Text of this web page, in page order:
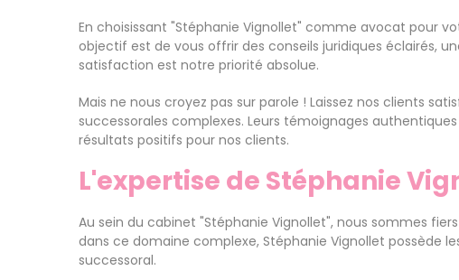
En choisissant "Stéphanie Vignollet" comme avocat pour
objectif est de vous offrir des conseils juridiques éclairés,
satisfaction est notre priorité absolue.
Mais ne nous croyez pas sur parole ! Laissez nos clients
successorales complexes. Leurs témoignages
résultats positifs pour nos clients.
L'expertise de Stéphanie
Au sein du cabinet "Stéphanie Vignollet", nous sommes
dans ce domaine complexe, Stéphanie Vignollet possède
successoral.